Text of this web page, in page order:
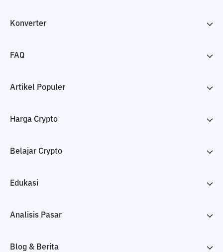
Konverter
FAQ
Artikel Populer
Harga Crypto
Belajar Crypto
Edukasi
Analisis Pasar
Blog & Berita